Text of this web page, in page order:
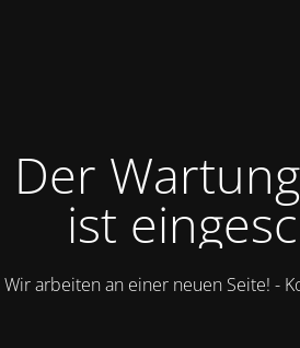
Der
ist
Wir arbeiten an einer neuen Seite! -